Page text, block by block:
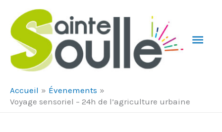
Accueil
Évenements
Voyage sensoriel – 24h de l’agriculture urbaine